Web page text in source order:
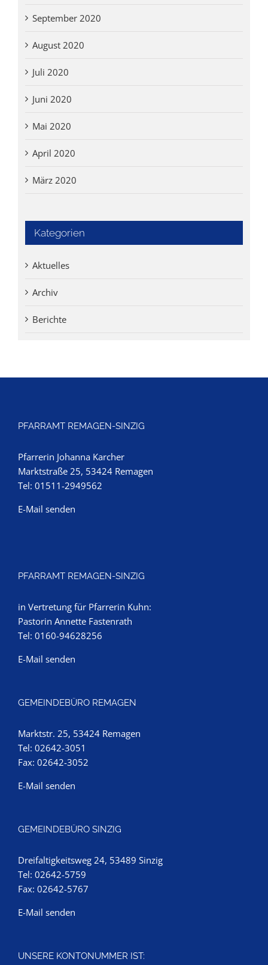
September 2020
August 2020
Juli 2020
Juni 2020
Mai 2020
April 2020
März 2020
Kategorien
Aktuelles
Archiv
Berichte
PFARRAMT REMAGEN-SINZIG
Pfarrerin Johanna Karcher
Marktstraße 25, 53424 Remagen
Tel: 01511-2949562
E-Mail senden
PFARRAMT REMAGEN-SINZIG
in Vertretung für Pfarrerin Kuhn:
Pastorin Annette Fastenrath
Tel: 0160-94628256
E-Mail senden
GEMEINDEBÜRO REMAGEN
Marktstr. 25, 53424 Remagen
Tel: 02642-3051
Fax: 02642-3052
E-Mail senden
GEMEINDEBÜRO SINZIG
Dreifaltigkeitsweg 24, 53489 Sinzig
Tel: 02642-5759
Fax: 02642-5767
E-Mail senden
UNSERE KONTONUMMER IST: